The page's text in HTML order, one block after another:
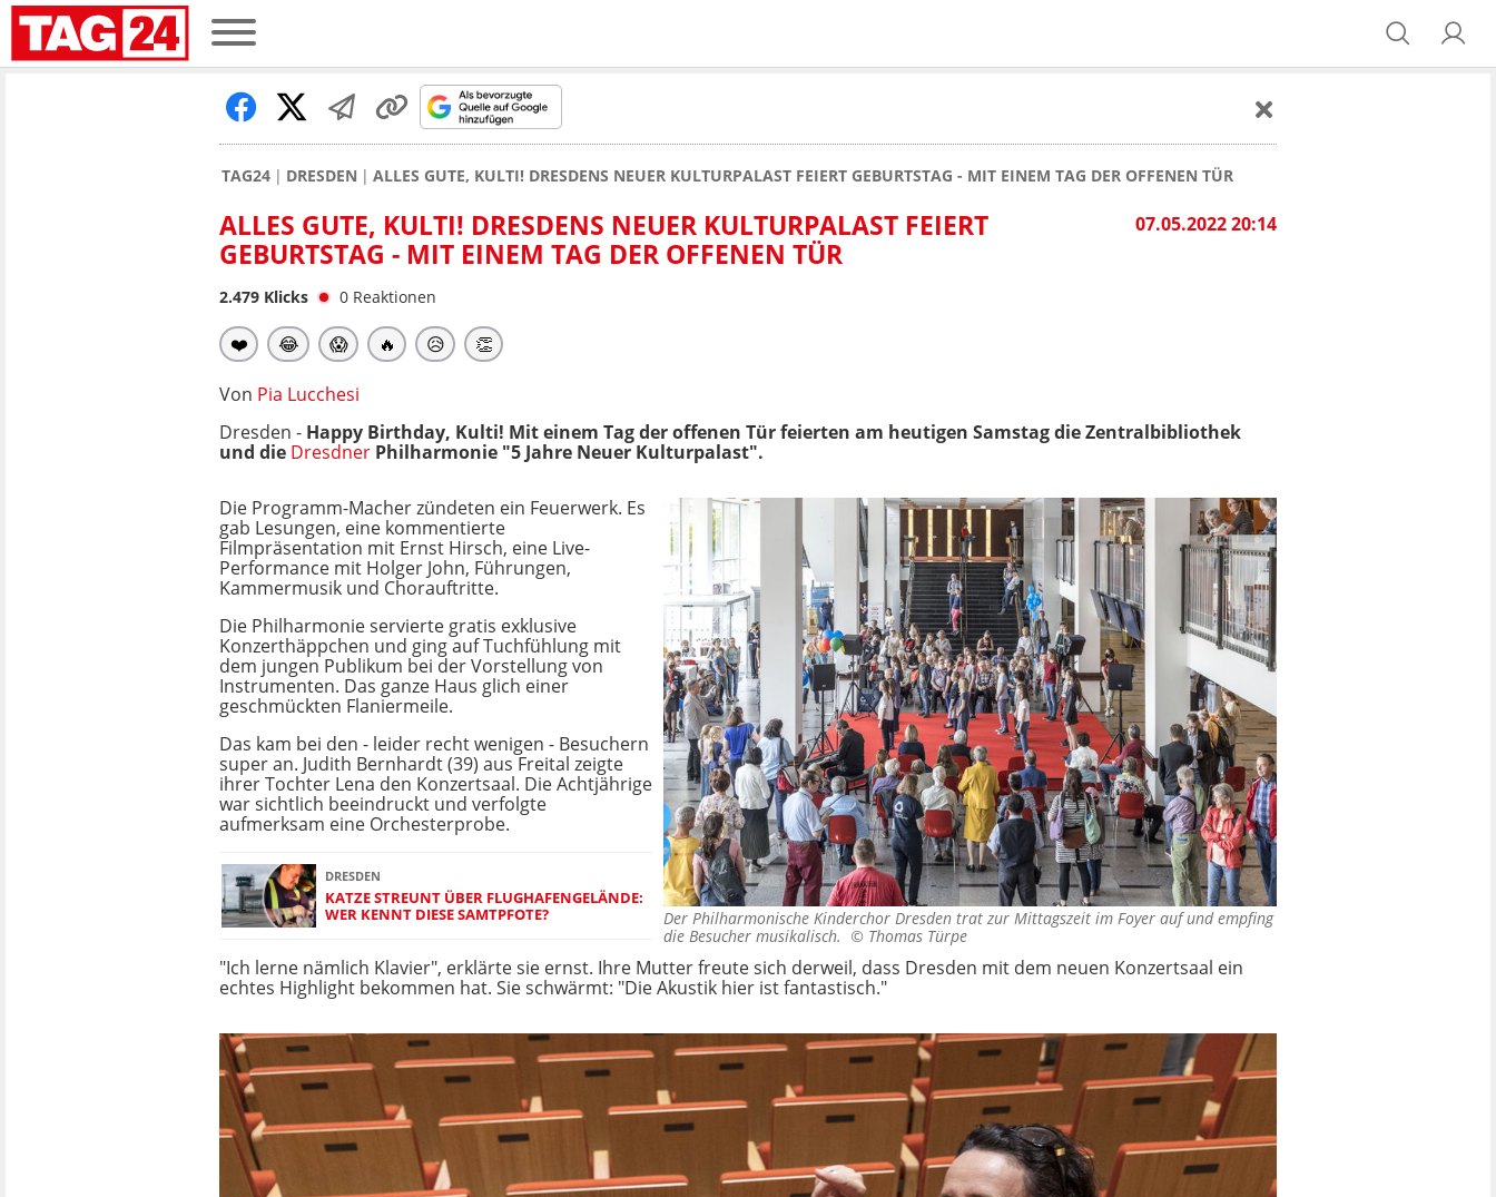
TAG24 DRESDEN ALLES GUTE, KULTI! DRESDENS NEUER KULTURPALAST FEIERT GEBURTSTAG - MIT EINEM TAG DER OFFENEN TÜR
07.05.2022 20:14
ALLES GUTE, KULTI! DRESDENS NEUER KULTURPALAST FEIERT
GEBURTSTAG - MIT EINEM TAG DER OFFENEN TÜR
2.479 Klicks 0 Reaktionen
❤️ 😂 😱 🔥 😥 👏
Von Pia Lucchesi
Dresden - Happy Birthday, Kulti! Mit einem Tag der offenen Tür feierten am heutigen Samstag die Zentralbibliothek
und die Dresdner Philharmonie "5 Jahre Neuer Kulturpalast".
Der Philharmonische Kinderchor Dresden trat zur Mittagszeit im Foyer auf und empfing
die Besucher musikalisch. © Thomas Türpe
Die Programm-Macher zündeten ein Feuerwerk. Es
gab Lesungen, eine kommentierte
Filmpräsentation mit Ernst Hirsch, eine Live-
Performance mit Holger John, Führungen,
Kammermusik und Chorauftritte.
Die Philharmonie servierte gratis exklusive
Konzerthäppchen und ging auf Tuchfühlung mit
dem jungen Publikum bei der Vorstellung von
Instrumenten. Das ganze Haus glich einer
geschmückten Flaniermeile.
Das kam bei den - leider recht wenigen - Besuchern
super an. Judith Bernhardt (39) aus Freital zeigte
ihrer Tochter Lena den Konzertsaal. Die Achtjährige
war sichtlich beeindruckt und verfolgte
aufmerksam eine Orchesterprobe.
DRESDEN
KATZE STREUNT ÜBER FLUGHAFENGELÄNDE:
WER KENNT DIESE SAMTPFOTE?
"Ich lerne nämlich Klavier", erklärte sie ernst. Ihre Mutter freute sich derweil, dass Dresden mit dem neuen Konzertsaal ein
echtes Highlight bekommen hat. Sie schwärmt: "Die Akustik hier ist fantastisch."